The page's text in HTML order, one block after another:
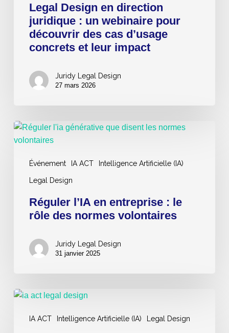
webinaire
découvrir
d’usage
leur
impact
Legal Design en direction
juridique : un webinaire pour
découvrir des cas d’usage
concrets et leur impact
Juridy Legal Design
27 mars 2026
Événement IA ACT Intelligence Artificielle (IA)
Legal Design
Réguler
l’IA
entreprise
volontaires
Réguler l’IA en entreprise : le
rôle des normes volontaires
Juridy Legal Design
31 janvier 2025
IA ACT Intelligence Artificielle (IA) Legal Design
AI